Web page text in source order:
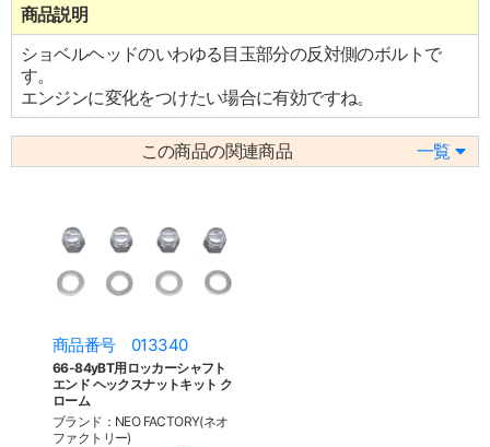
商品説明
ショベルヘッドのいわゆる目玉部分の反対側のボルトで
す。
エンジンに変化をつけたい場合に有効ですね。
この商品の関連商品 一覧
商品番号 013340
66-84yBT用ロッカーシャフト
エンド ヘックスナットキット ク
ローム
ブランド：NEO FACTORY(ネオ
ファクトリー)